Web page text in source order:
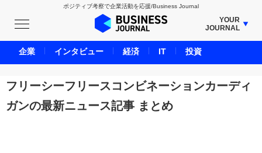
ポジティブ考察で企業活動を応援/Business Journal
YOUR
JOURNAL
BUSINESS JOURNAL
UNICORN JOURNAL
CARBON CREDITS JOURNAL
IVS JOURNAL
フリーシーフリースコンビネーションカーディ
ガンの最新ニュース記事 まとめ
企業 インタビュー 経済 IT 投資